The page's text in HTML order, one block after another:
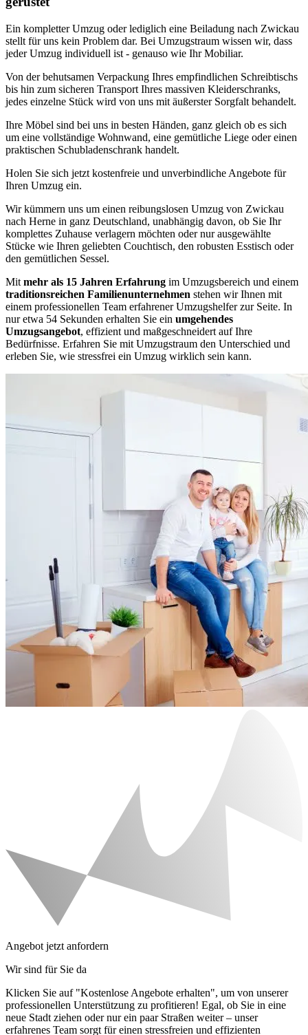
Ein kompletter Umzug oder lediglich eine Beiladung nach Zwickau
stellt für uns kein Problem dar. Bei Umzugstraum wissen wir, dass
jeder Umzug individuell ist - genauso wie Ihr Mobiliar.
Von der behutsamen Verpackung Ihres empfindlichen Schreibtischs
bis hin zum sicheren Transport Ihres massiven Kleiderschranks,
jedes einzelne Stück wird von uns mit äußerster Sorgfalt behandelt.
Ihre Möbel sind bei uns in besten Händen, ganz gleich ob es sich
um eine vollständige Wohnwand, eine gemütliche Liege oder einen
praktischen Schubladenschrank handelt.
Holen Sie sich jetzt kostenfreie und unverbindliche Angebote für
Ihren Umzug ein.
Wir kümmern uns um einen reibungslosen Umzug von Zwickau
nach Herne in ganz Deutschland, unabhängig davon, ob Sie Ihr
komplettes Zuhause verlagern möchten oder nur ausgewählte
Stücke wie Ihren geliebten Couchtisch, den robusten Esstisch oder
den gemütlichen Sessel.
Mit mehr als 15 Jahren Erfahrung im Umzugsbereich und einem
traditionsreichen Familienunternehmen stehen wir Ihnen mit
einem professionellen Team erfahrener Umzugshelfer zur Seite. In
nur etwa 54 Sekunden erhalten Sie ein umgehendes
Umzugsangebot, effizient und maßgeschneidert auf Ihre
Bedürfnisse. Erfahren Sie mit Umzugstraum den Unterschied und
erleben Sie, wie stressfrei ein Umzug wirklich sein kann.
Angebot jetzt anfordern
Wir sind für Sie da
Klicken Sie auf "Kostenlose Angebote erhalten", um von unserer
professionellen Unterstützung zu profitieren! Egal, ob Sie in eine
neue Stadt ziehen oder nur ein paar Straßen weiter – unser
erfahrenes Team sorgt für einen stressfreien und effizienten